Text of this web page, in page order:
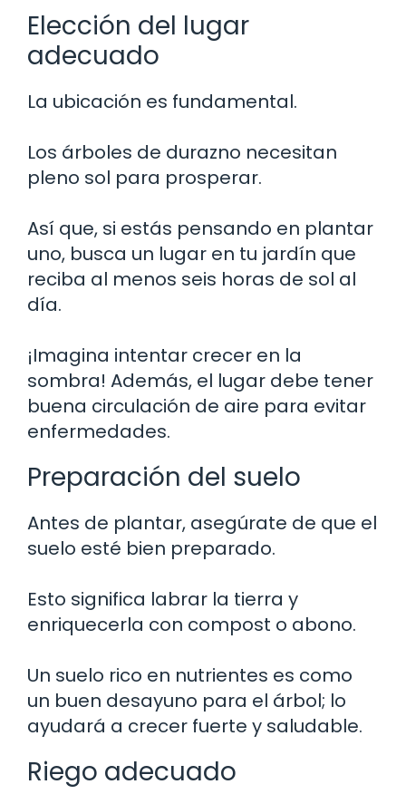
Elección del lugar
adecuado
La ubicación es fundamental.
Los árboles de durazno necesitan
pleno sol para prosperar.
Así que, si estás pensando en plantar
uno, busca un lugar en tu jardín que
reciba al menos seis horas de sol al
día.
¡Imagina intentar crecer en la
sombra! Además, el lugar debe tener
buena circulación de aire para evitar
enfermedades.
Preparación del suelo
Antes de plantar, asegúrate de que el
suelo esté bien preparado.
Esto significa labrar la tierra y
enriquecerla con compost o abono.
Un suelo rico en nutrientes es como
un buen desayuno para el árbol; lo
ayudará a crecer fuerte y saludable.
Riego adecuado